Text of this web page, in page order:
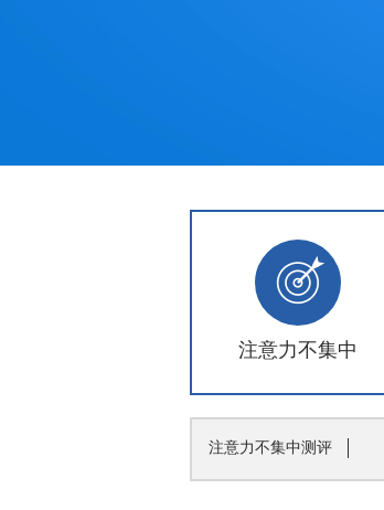
注意力不集中
注意力不集中测评